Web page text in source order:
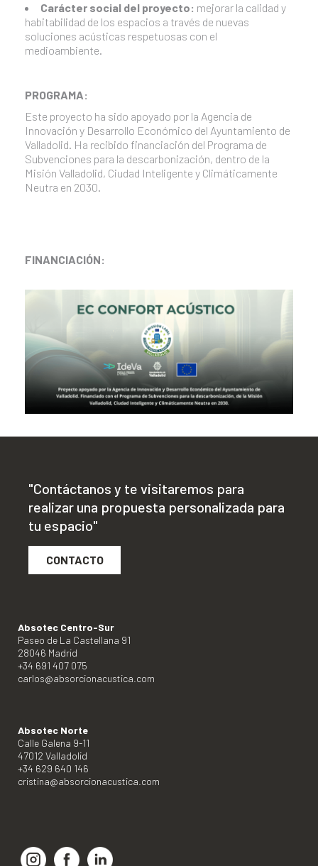
Carácter social del proyecto: mejorar la calidad y
habitabilidad de los espacios a través de nuevas
soluciones acústicas respetuosas con el
medioambiente.
PROGRAMA:
Este proyecto ha sido apoyado por la Agencia de
Innovación y Desarrollo Económico del Ayuntamiento de
Valladolid. Ha recibido financiación del Programa de
Subvenciones para la descarbonización, dentro de la
Misión Valladolid, Ciudad Inteligente y Climáticamente
Neutra en 2030.
FINANCIACIÓN:
"Contáctanos y te visitaremos para
realizar una propuesta personalizada para
tu espacio"
CONTACTO
Absotec Centro-Sur
Paseo de La Castellana 91
28046 Madrid
+34 691 407 075
carlos@absorcionacustica.com
Absotec Norte
Calle Galena 9-11
47012 Valladolid
+34 629 640 146
cristina@absorcionacustica.com